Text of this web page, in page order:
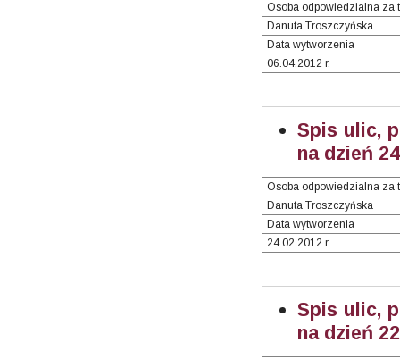
Osoba odpowiedzialna za
Danuta Troszczyńska
Data wytworzenia
06.04.2012 r.
Spis ulic,
na dzień
Osoba odpowiedzialna za
Danuta Troszczyńska
Data wytworzenia
24.02.2012 r.
Spis ulic,
na dzień